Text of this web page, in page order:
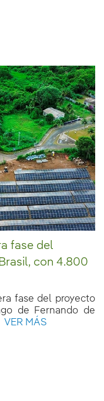
fase del
con 4.800
fase del proyecto
de Fernando de
VER MÁS